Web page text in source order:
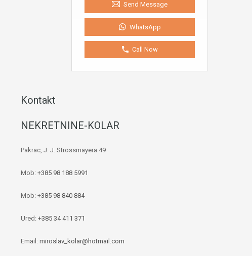
Send Message
WhatsApp
Call Now
Kontakt
NEKRETNINE-KOLAR
Pakrac, J. J. Strossmayera 49
Mob: +385 98 188 5991
Mob: +385 98 840 884
Ured: +385 34 411 371
Email: miroslav_kolar@hotmail.com